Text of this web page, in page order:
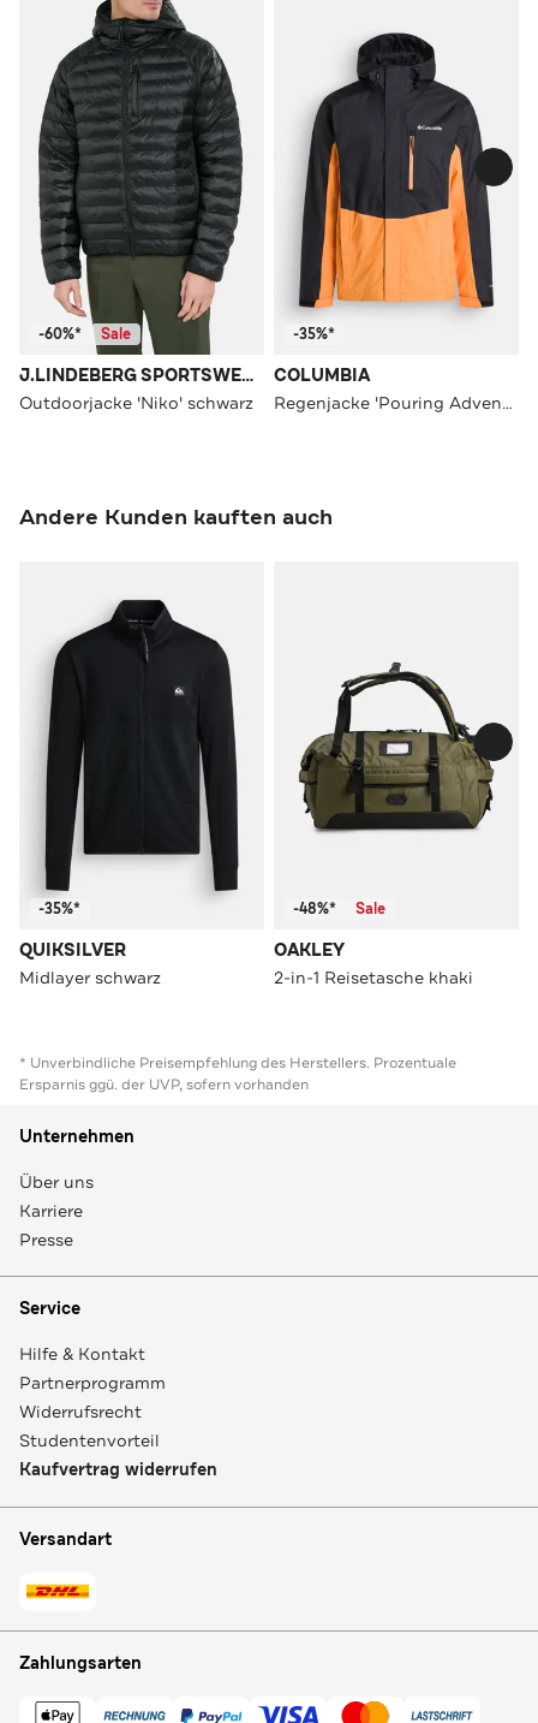
-60%* Sale
J.LINDEBERG SPORTSWEAR
Outdoorjacke 'Niko' schwarz
-35%*
COLUMBIA
Regenjacke 'Pouring Adventure' zweifarbig
Andere Kunden kauften auch
-35%*
QUIKSILVER
Midlayer schwarz
-48%* Sale
OAKLEY
2-in-1 Reisetasche khaki
* Unverbindliche Preisempfehlung des Herstellers. Prozentuale
Ersparnis ggü. der UVP, sofern vorhanden
Unternehmen
Über uns
Karriere
Presse
Service
Hilfe & Kontakt
Partnerprogramm
Widerrufsrecht
Studentenvorteil
Kaufvertrag widerrufen
Versandart
Zahlungsarten